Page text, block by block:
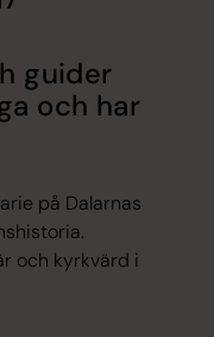
guider
och har
på Dalarnas
och kyrkvärd i